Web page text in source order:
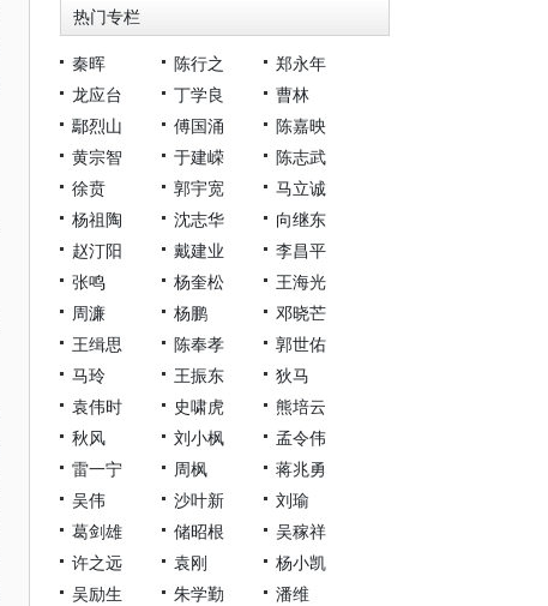
热门专栏
秦晖 陈行之
郑永年
龙应台
丁学良
曹林
鄢烈山
傅国涌
陈嘉映
黄宗智
于建嵘
陈志武
徐贲
郭宇宽
马立诚
杨祖陶
沈志华
向继东
赵汀阳
戴建业
李昌平
张鸣
杨奎松
王海光
周濂
杨鹏
邓晓芒
王缉思
陈奉孝
郭世佑
马玲
王振东
狄马
袁伟时
史啸虎
熊培云
秋风
刘小枫
孟令伟
雷一宁
周枫
蒋兆勇
吴伟
沙叶新
刘瑜
葛剑雄
储昭根
吴稼祥
许之远
袁刚
杨小凯
吴励生
朱学勤
潘维